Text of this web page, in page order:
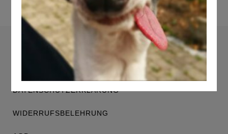
DATENSCHUTZERKLÄRUNG
WIDERRUFSBELEHRUNG